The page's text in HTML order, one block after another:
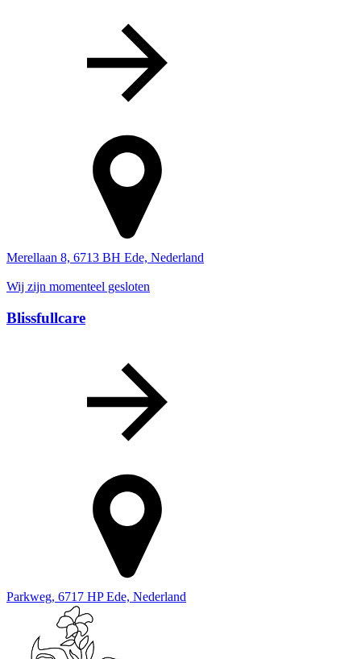
Merellaan 8, 6713 BH Ede, Nederland
Wij zijn momenteel gesloten
Blissfullcare
Parkweg, 6717 HP Ede, Nederland